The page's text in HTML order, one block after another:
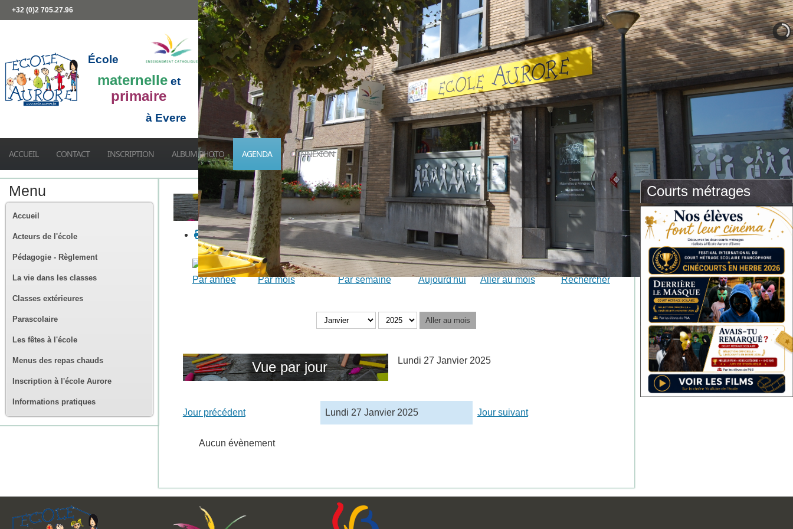
+32 (0)2 705.27.96
École
maternelle et
primaire
à Evere
ACCUEIL CONTACT INSCRIPTION ALBUM PHOTO AGENDA CONNEXION
Menu
Accueil
Acteurs de l'école
Pédagogie - Règlement
La vie dans les classes
Classes extérieures
Parascolaire
Les fêtes à l'école
Menus des repas chauds
Inscription à l'école Aurore
Informations pratiques
Calendrier
Par année Par mois Par semaine Aujourd'hui Aller au mois Rechercher
Aller au mois
Vue par jour Lundi 27 Janvier 2025
Jour précédent Lundi 27 Janvier 2025 Jour suivant
Aucun évènement
Courts métrages